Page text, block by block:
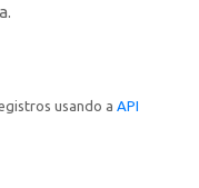
usando a API